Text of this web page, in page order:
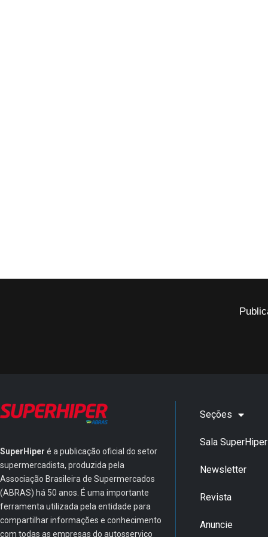
SuperHiper é a publicação oficial do setor
supermercadista, produzida pela
Associação Brasileira de Supermercados
(ABRAS) há 50 anos. É uma importante
ferramenta utilizada pela entidade para
compartilhar informações e conhecimento
com todas as empresas do autosserviço
Seções
Sala SuperHiper
Newsletter
Revista
Anuncie